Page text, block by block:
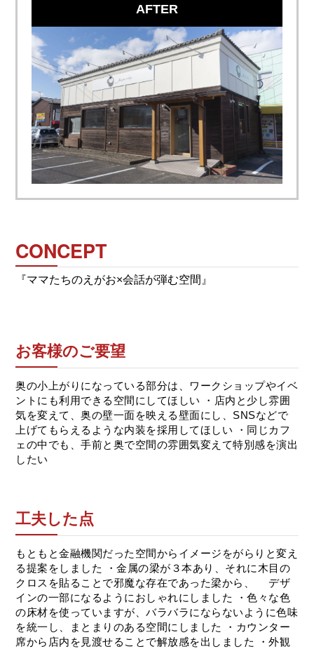
AFTER
CONCEPT
『ママたちのえがお×会話が弾む空間』
お客様のご要望
奥の小上がりになっている部分は、ワークショップやイベ
ントにも利用できる空間にしてほしい ・店内と少し雰囲
気を変えて、奥の壁一面を映える壁面にし、SNSなどで
上げてもらえるような内装を採用してほしい ・同じカフ
ェの中でも、手前と奥で空間の雰囲気変えて特別感を演出
したい
工夫した点
もともと金融機関だった空間からイメージをがらりと変え
る提案をしました ・金属の梁が３本あり、それに木目の
クロスを貼ることで邪魔な存在であった梁から、 デザ
インの一部になるようにおしゃれにしました ・色々な色
の床材を使っていますが、バラバラにならないように色味
を統一し、まとまりのある空間にしました ・カウンター
席から店内を見渡せることで解放感を出しました ・外観